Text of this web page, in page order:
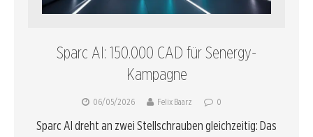
Sparc AI: 150.000 CAD für Senergy-
Kampagne
06/05/2026 Felix Baarz 0
Sparc AI dreht an zwei Stellschrauben gleichzeitig: Das